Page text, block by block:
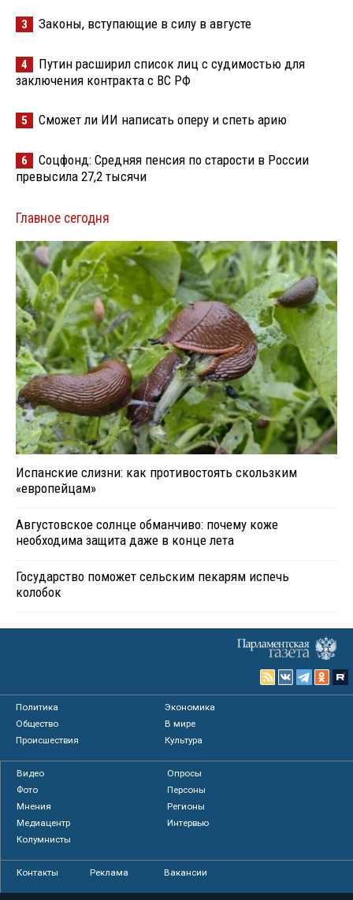
3 Законы, вступающие в силу в августе
4
Путин расширил список лиц с судимостью для
заключения контракта с ВС РФ
5 Сможет ли ИИ написать оперу и спеть арию
6
Соцфонд: Средняя пенсия по старости в России
превысила 27,2 тысячи
Главное сегодня
Испанские слизни: как противостоять скользким
«европейцам»
Августовское солнце обманчиво: почему коже
необходима защита даже в конце лета
Государство поможет сельским пекарям испечь
колобок
Политика
Экономика
Общество
В мире
Происшествия
Культура
Видео
Опросы
Фото
Персоны
Мнения
Регионы
Медиацентр
Интервью
Колумнисты
Контакты Реклама Вакансии